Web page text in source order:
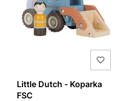
Little Dutch - Koparka
FSC